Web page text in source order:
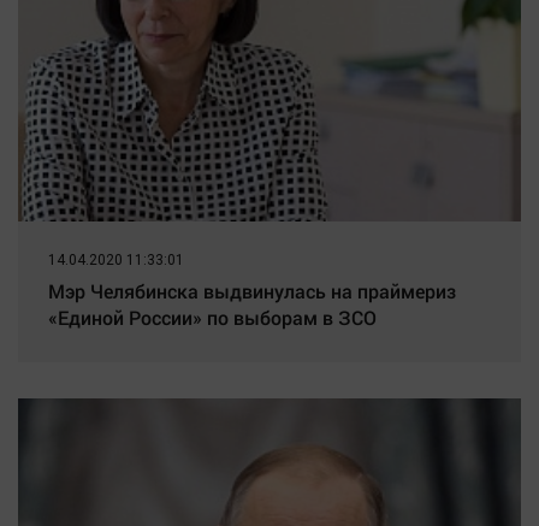
14.04.2020 11:33:01
Мэр Челябинска выдвинулась на праймериз
«Единой России» по выборам в ЗСО